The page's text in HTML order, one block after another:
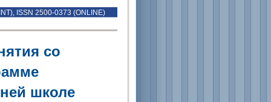
ISSN 2500-0373 (ONLINE)
со
школе